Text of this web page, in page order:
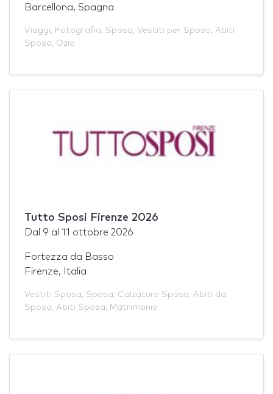
Barcellona, Spagna
Viaggi, Fotografia, Sposa, Vestiti per Sposo, Abiti
Sposa, Ozio
Tutto Sposi Firenze 2026
Dal 9 al 11 ottobre 2026
Fortezza da Basso
Firenze, Italia
Vestiti Sposa, Sposa, Calzature Sposa, Abiti da
Sposa, Abiti Sposa, Matrimonio